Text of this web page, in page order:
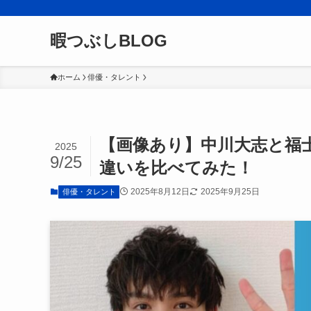
暇つぶしBLOG
ホーム 俳優・タレント
【画像あり】中川大志と
違いを比べてみた！
2025
9/25
俳優・タレント 2025年8月12日 2025年9月25日